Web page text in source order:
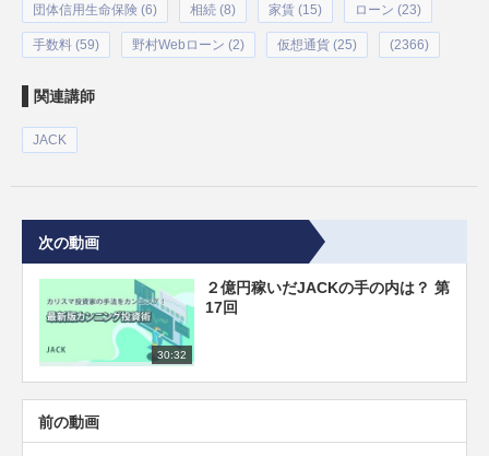
団体信用生命保険 (6) 相続 (8) 家賃 (15) ローン (23)
手数料 (59) 野村Webローン (2) 仮想通貨 (25) (2366)
関連講師
JACK
次の動画
30:32
２億円稼いだJACKの手の内は？ 第
17回
前の動画